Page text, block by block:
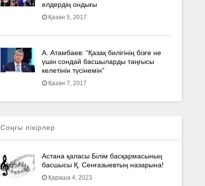
елдердің ондығы
Қазан 5, 2017
А. Атамбаев: “Қазақ билігінің бізге не
үшін сондай басшыларды таңғысы
келетінін түсінемін”
Қазан 7, 2017
Соңғы пікірлер
Астана қаласы Білім басқармасының
басшысы Қ. Сенғазыевтың назарына!
Қараша 4, 2023